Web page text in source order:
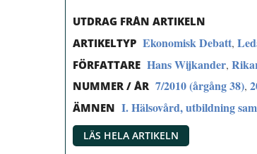
UTDRAG FRÅN ARTIKELN
ARTIKELTYP Ekonomisk Debatt,
FÖRFATTARE Hans Wijkander,
NUMMER / ÅR 7/2010 (årgång 38),
ÄMNEN I. Hälsovård, utbildning
LÄS HELA ARTIKELN